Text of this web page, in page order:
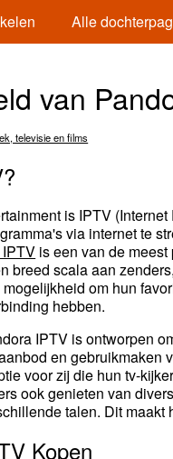
Alle
van
televisie en films
is IPTV
via internet te
is een van de
breed scala aan
om hun
hebben.
IPTV is ontworpen
en
voor zij die hun tv-
ook genieten van
talen. Dit
Kopen